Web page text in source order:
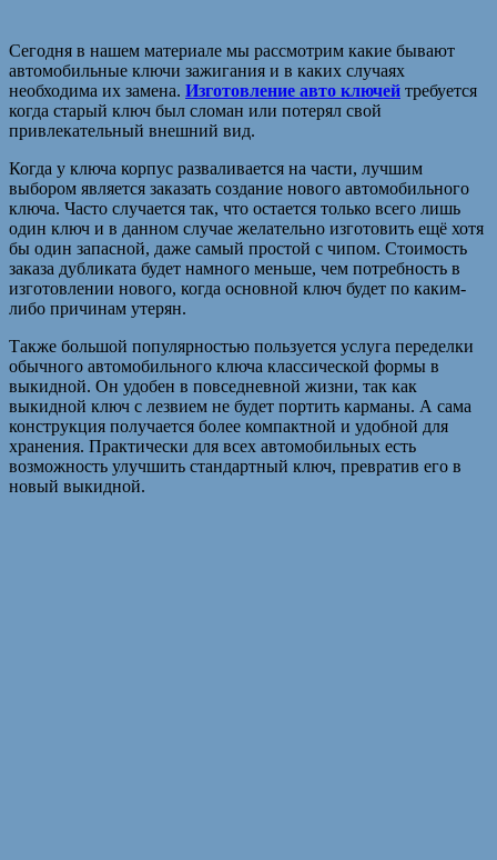
Сегодня в нашем материале мы рассмотрим какие бывают
автомобильные ключи зажигания и в каких случаях
необходима их замена. Изготовление авто ключей требуется
когда старый ключ был сломан или потерял свой
привлекательный внешний вид.
Когда у ключа корпус разваливается на части, лучшим
выбором является заказать создание нового автомобильного
ключа. Часто случается так, что остается только всего лишь
один ключ и в данном случае желательно изготовить ещё хотя
бы один запасной, даже самый простой с чипом. Стоимость
заказа дубликата будет намного меньше, чем потребность в
изготовлении нового, когда основной ключ будет по каким-
либо причинам утерян.
Также большой популярностью пользуется услуга переделки
обычного автомобильного ключа классической формы в
выкидной. Он удобен в повседневной жизни, так как
выкидной ключ с лезвием не будет портить карманы. А сама
конструкция получается более компактной и удобной для
хранения. Практически для всех автомобильных есть
возможность улучшить стандартный ключ, превратив его в
новый выкидной.